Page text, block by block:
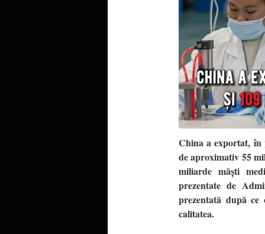
China a exportat, în
de aproximativ 55
miliarde măști
prezentate de
prezentată după
calitatea.